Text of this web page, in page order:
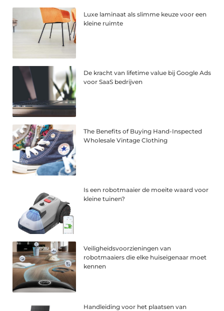
Luxe laminaat als slimme keuze voor een
kleine ruimte
De kracht van lifetime value bij Google Ads
voor SaaS bedrijven
The Benefits of Buying Hand-Inspected
Wholesale Vintage Clothing
Is een robotmaaier de moeite waard voor
kleine tuinen?
Veiligheidsvoorzieningen van
robotmaaiers die elke huiseigenaar moet
kennen
Handleiding voor het plaatsen van